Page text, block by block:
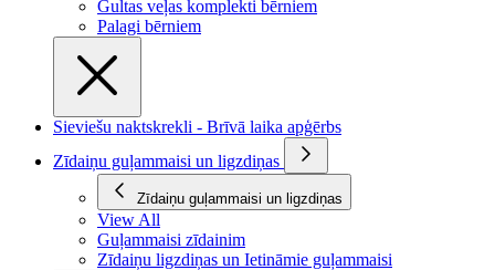
Gultas veļas komplekti bērniem
Palagi bērniem
Sieviešu naktskrekli - Brīvā laika apģērbs
Zīdaiņu guļammaisi un ligzdiņas
Zīdaiņu guļammaisi un ligzdiņas
View All
Guļammaisi zīdainim
Zīdaiņu ligzdiņas un Ietināmie guļammaisi